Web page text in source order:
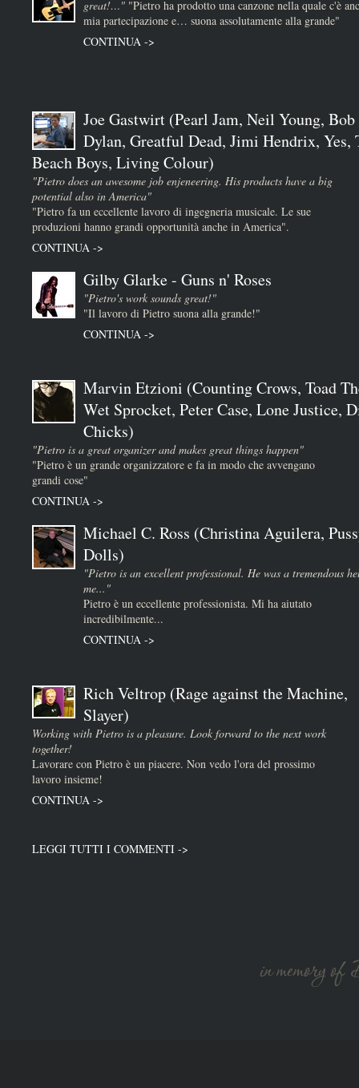
great!…" "Pietro ha prodotto una canzone nella quale c'è
mia partecipazione e… suona assolutamente alla grande"
CONTINUA ->
Joe Gastwirt (Pearl Jam, Neil Young, Bob
Dylan, Greatful Dead, Jimi Hendrix, Yes,
Beach Boys, Living Colour)
"Pietro does an awesome job enjeneering. His products have a big
potential also in America"
"Pietro fa un eccellente lavoro di ingegneria musicale. Le sue
produzioni hanno grandi opportunità anche in America".
CONTINUA ->
Gilby Glarke - Guns n' Roses
"Pietro's work sounds great!"
"Il lavoro di Pietro suona alla grande!"
CONTINUA ->
Marvin Etzioni (Counting Crows, Toad
Wet Sprocket, Peter Case, Lone Justice,
Chicks)
"Pietro is a great organizer and makes great things happen"
"Pietro è un grande organizzatore e fa in modo che avvengano
grandi cose"
CONTINUA ->
Michael C. Ross (Christina Aguilera,
Dolls)
"Pietro is an excellent professional. He was a tremendous
me..."
Pietro è un eccellente professionista. Mi ha aiutato
incredibilmente...
CONTINUA ->
Rich Veltrop (Rage against the Machine,
Slayer)
Working with Pietro is a pleasure. Look forward to the next work
together!
Lavorare con Pietro è un piacere. Non vedo l'ora del prossimo
lavoro insieme!
CONTINUA ->
LEGGI TUTTI I COMMENTI ->